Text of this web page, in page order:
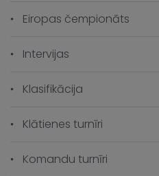
Eiropas čempionāts
Intervijas
Klasifikācija
Klātienes turnīri
Komandu turnīri